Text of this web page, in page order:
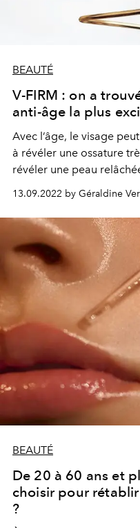
BEAUTÉ
V-FIRM : on a
anti-âge la plus
Avec l’âge, le visage
à révéler une ossature
révéler une peau
réponse, la marque
gamme V-FIRM
13.09.2022 by Géraldine
BEAUTÉ
De 20 à 60 ans et
choisir pour
?